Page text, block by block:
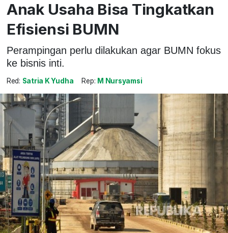
Anak Usaha Bisa Tingkatkan
Efisiensi BUMN
Perampingan perlu dilakukan agar BUMN fokus
ke bisnis inti.
Red: Satria K Yudha Rep: M Nursyamsi